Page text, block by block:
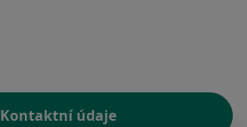
Kontaktní údaje